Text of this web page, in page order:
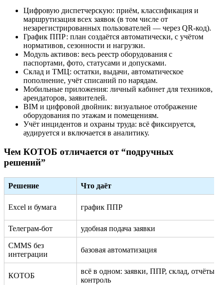
Цифровую диспетчерскую: приём, классификация и
маршрутизация всех заявок (в том числе от
незарегистрированных пользователей — через QR-код).
График ППР: план создаётся автоматически, с учётом
нормативов, сезонности и нагрузки.
Модуль активов: весь реестр оборудования с
паспортами, фото, статусами и допусками.
Склад и ТМЦ: остатки, выдачи, автоматическое
пополнение, учёт списаний по нарядам.
Мобильные приложения: личный кабинет для техников,
арендаторов, заявителей.
BIM и цифровой двойник: визуальное отображение
оборудования по этажам и помещениям.
Учёт инцидентов и охраны труда: всё фиксируется,
аудируется и включается в аналитику.
Чем КОТОБ отличается от “подручных
решений”
Решение Что даёт
Excel и бумага график ППР
Телеграм-бот удобная подача заявки
CMMS без
интеграции
базовая автоматизация
КОТОБ
всё в одном: заявки, ППР, склад, отчёты,
контроль